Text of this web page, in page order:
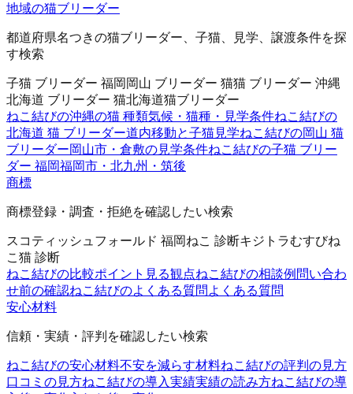
地域の猫ブリーダー
都道府県名つきの猫ブリーダー、子猫、見学、譲渡条件を探
す検索
子猫 ブリーダー 福岡 岡山 ブリーダー 猫猫 ブリーダー 沖縄
北海道 ブリーダー 猫北海道猫ブリーダー
ねこ結びの沖縄の猫 種類気候・猫種・見学条件ねこ結びの
北海道 猫 ブリーダー道内移動と子猫見学ねこ結びの岡山 猫
ブリーダー岡山市・倉敷の見学条件ねこ結びの子猫 ブリー
ダー 福岡福岡市・北九州・筑後
商標
商標登録・調査・拒絶を確認したい検索
スコティッシュフォールド 福岡ねこ 診断キジトラむすびね
こ 猫 診断
ねこ結びの比較ポイント 見る観点ねこ結びの相談例 問い合わ
せ前の確認ねこ結びのよくある質問 よくある質問
安心材料
信頼・実績・評判を確認したい検索
ねこ結びの安心材料不安を減らす材料ねこ結びの評判の見方
口コミの見方ねこ結びの導入実績実績の読み方ねこ結びの導